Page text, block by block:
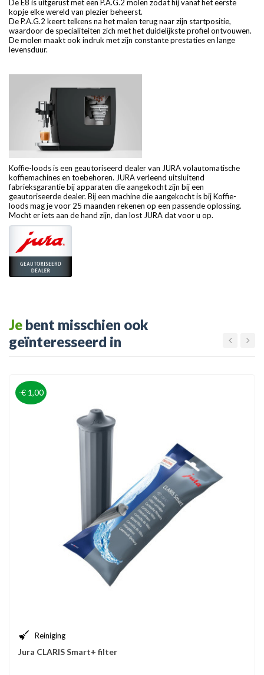
De E8 is uitgerust met een P.A.G.2 molen zodat hij vanaf het eerste
kopje elke wereld van plezier beheerst.
De P.A.G.2 keert telkens na het malen terug naar zijn startpositie,
waardoor de specialiteiten zich met het duidelijkste profiel ontvouwen.
De molen maakt ook indruk met zijn constante prestaties en lange
levensduur.
Koffie-loods is een geautoriseerd dealer van JURA volautomatische
koffiemachines en toebehoren. JURA verleend uitsluitend
fabrieksgarantie bij apparaten die aangekocht zijn bij een
geautoriseerde dealer. Bij een machine die aangekocht is bij Koffie-
loods mag je voor 25 maanden rekenen op een passende oplossing.
Mocht er iets aan de hand zijn, dan lost JURA dat voor u op.
Je bent misschien ook
geïnteresseerd in
-€ 1,00
Reiniging
Jura CLARIS Smart+ filter